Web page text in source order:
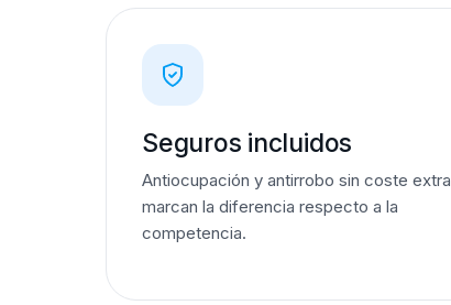
Seguros incluidos
Antiocupación y antirrobo sin coste extra
marcan la diferencia respecto a la
competencia.